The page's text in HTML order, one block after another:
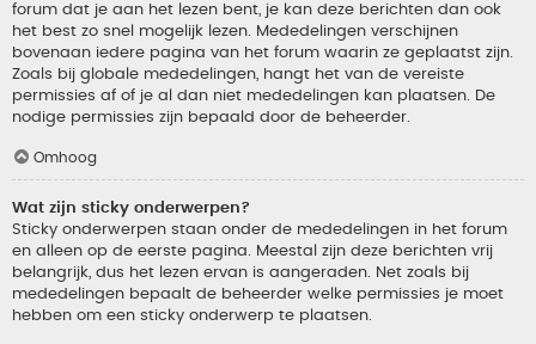
forum dat je aan het lezen bent, je kan deze berichten dan ook
het best zo snel mogelijk lezen. Mededelingen verschijnen
bovenaan iedere pagina van het forum waarin ze geplaatst zijn.
Zoals bij globale mededelingen, hangt het van de vereiste
permissies af of je al dan niet mededelingen kan plaatsen. De
nodige permissies zijn bepaald door de beheerder.
Omhoog
Wat zijn sticky onderwerpen?
Sticky onderwerpen staan onder de mededelingen in het forum
en alleen op de eerste pagina. Meestal zijn deze berichten vrij
belangrijk, dus het lezen ervan is aangeraden. Net zoals bij
mededelingen bepaalt de beheerder welke permissies je moet
hebben om een sticky onderwerp te plaatsen.